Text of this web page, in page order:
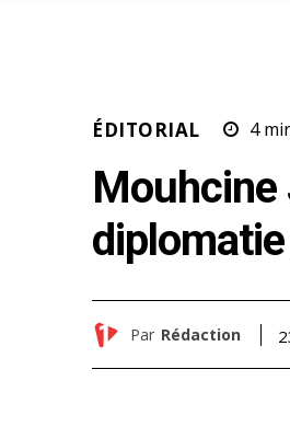
ÉDITORIAL 4
Mouhcine
Par Rédaction